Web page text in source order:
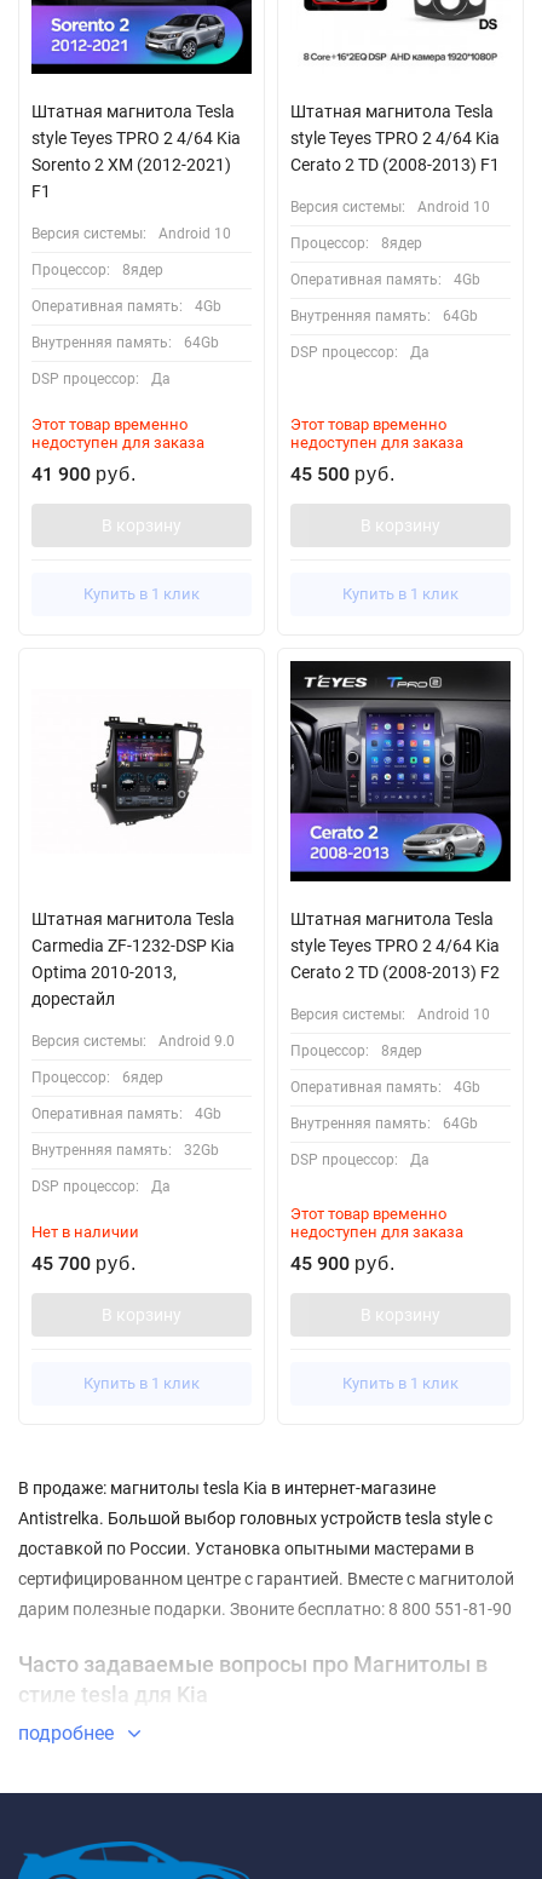
Штатная магнитола Tesla
style Teyes TPRO 2 4/64 Kia
Sorento 2 XM (2012-2021)
F1
Версия системы: Android 10
Процессор: 8ядер
Оперативная память: 4Gb
Внутренняя память: 64Gb
DSP процессор: Да
Этот товар временно
недоступен для заказа
41 900 руб.
В корзину
Купить в 1 клик
Штатная магнитола Tesla
style Teyes TPRO 2 4/64 Kia
Cerato 2 TD (2008-2013) F1
Версия системы: Android 10
Процессор: 8ядер
Оперативная память: 4Gb
Внутренняя память: 64Gb
DSP процессор: Да
Этот товар временно
недоступен для заказа
45 500 руб.
В корзину
Купить в 1 клик
Штатная магнитола Tesla
Carmedia ZF-1232-DSP Kia
Optima 2010-2013,
дорестайл
Версия системы: Android 9.0
Процессор: 6ядер
Оперативная память: 4Gb
Внутренняя память: 32Gb
DSP процессор: Да
Нет в наличии
45 700 руб.
В корзину
Купить в 1 клик
Штатная магнитола Tesla
style Teyes TPRO 2 4/64 Kia
Cerato 2 TD (2008-2013) F2
Версия системы: Android 10
Процессор: 8ядер
Оперативная память: 4Gb
Внутренняя память: 64Gb
DSP процессор: Да
Этот товар временно
недоступен для заказа
45 900 руб.
В корзину
Купить в 1 клик
В продаже: магнитолы tesla Kia в интернет-магазине
Antistrelka. Большой выбор головных устройств tesla style с
доставкой по России. Установка опытными мастерами в
сертифицированном центре с гарантией. Вместе с магнитолой
дарим полезные подарки. Звоните бесплатно: 8 800 551-81-90
Часто задаваемые вопросы про Магнитолы в
стиле tesla для Kia
⇓ Какие Магнитолы в стиле tesla для Kia самые
tesla для Kia - ✓Штатная магнитола Tesla Carmedia ZF-1056-
подробнее